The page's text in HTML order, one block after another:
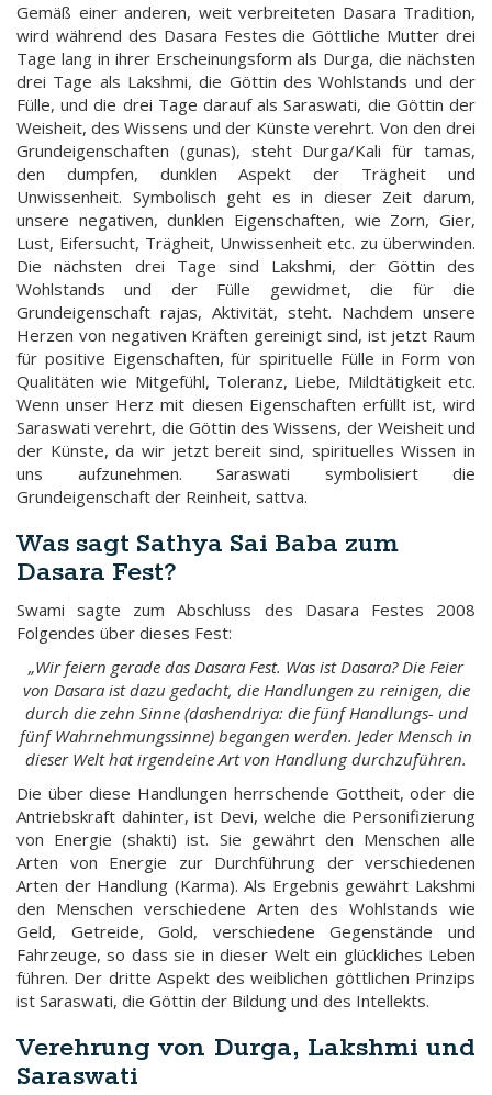
Gemäß einer anderen, weit verbreiteten Dasara Tradition,
wird während des Dasara Festes die Göttliche Mutter drei
Tage lang in ihrer Erscheinungsform als Durga, die nächsten
drei Tage als Lakshmi, die Göttin des Wohlstands und der
Fülle, und die drei Tage darauf als Saraswati, die Göttin der
Weisheit, des Wissens und der Künste verehrt. Von den drei
Grundeigenschaften (gunas), steht Durga/Kali für tamas,
den dumpfen, dunklen Aspekt der Trägheit und
Unwissenheit. Symbolisch geht es in dieser Zeit darum,
unsere negativen, dunklen Eigenschaften, wie Zorn, Gier,
Lust, Eifersucht, Trägheit, Unwissenheit etc. zu überwinden.
Die nächsten drei Tage sind Lakshmi, der Göttin des
Wohlstands und der Fülle gewidmet, die für die
Grundeigenschaft rajas, Aktivität, steht. Nachdem unsere
Herzen von negativen Kräften gereinigt sind, ist jetzt Raum
für positive Eigenschaften, für spirituelle Fülle in Form von
Qualitäten wie Mitgefühl, Toleranz, Liebe, Mildtätigkeit etc.
Wenn unser Herz mit diesen Eigenschaften erfüllt ist, wird
Saraswati verehrt, die Göttin des Wissens, der Weisheit und
der Künste, da wir jetzt bereit sind, spirituelles Wissen in
uns aufzunehmen. Saraswati symbolisiert die
Grundeigenschaft der Reinheit, sattva.
Was sagt Sathya Sai Baba zum
Dasara Fest?
Swami sagte zum Abschluss des Dasara Festes 2008
Folgendes über dieses Fest:
„Wir feiern gerade das Dasara Fest. Was ist Dasara? Die Feier
von Dasara ist dazu gedacht, die Handlungen zu reinigen, die
durch die zehn Sinne (dashendriya: die fünf Handlungs- und
fünf Wahrnehmungssinne) begangen werden. Jeder Mensch in
dieser Welt hat irgendeine Art von Handlung durchzuführen.
Die über diese Handlungen herrschende Gottheit, oder die
Antriebskraft dahinter, ist Devi, welche die Personifizierung
von Energie (shakti) ist. Sie gewährt den Menschen alle
Arten von Energie zur Durchführung der verschiedenen
Arten der Handlung (Karma). Als Ergebnis gewährt Lakshmi
den Menschen verschiedene Arten des Wohlstands wie
Geld, Getreide, Gold, verschiedene Gegenstände und
Fahrzeuge, so dass sie in dieser Welt ein glückliches Leben
führen. Der dritte Aspekt des weiblichen göttlichen Prinzips
ist Saraswati, die Göttin der Bildung und des Intellekts.
Verehrung von Durga, Lakshmi und
Saraswati